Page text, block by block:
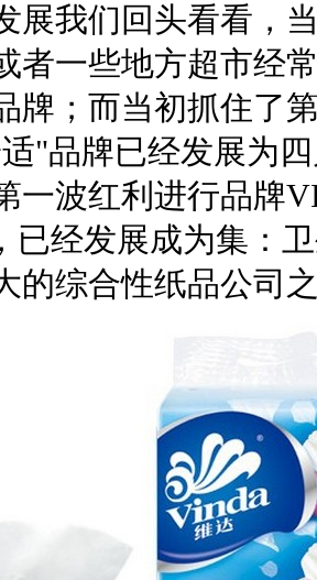
展我们回头看看，
者一些地方超市经
牌；而当初抓住了
"品牌已经发展为
一波红利进行品牌
已经发展成为集：
的综合性纸品公司